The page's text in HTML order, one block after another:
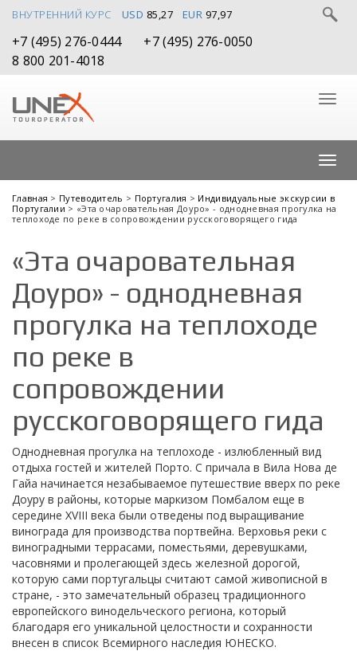
ВНУТРЕННИЙ КУРС USD 85,27 EUR 97,97
+7 (495) 276-0444
+7 (495) 276-0050
8 800 201-4018
Главная > Путеводитель > Португалия > Индивидуальные экскурсии в
Португалии > «Эта очаровательная Доуро» - однодневная прогулка на
теплоходе по реке в сопровождении русскоговорящего гида
«Эта очаровательная
Доуро» - однодневная
прогулка на теплоходе
по реке в
сопровождении
русскоговорящего гида
Однодневная прогулка на теплоходе - излюбленный вид
отдыха гостей и жителей Порто. С причала в Вила Нова де
Гайа начинается незабываемое путешествие вверх по реке
Доуру в районы, которые маркизом Помбалом еще в
середине XVIII века были отведены под выращивание
винограда для производства портвейна. Верховья реки с
виноградными террасами, поместьями, деревушками,
часовнями и пролегающей здесь железной дорогой,
которую сами португальцы считают самой живописной в
стране, - это замечательный образец традиционного
европейского винодельческого региона, который
благодаря его уникальной целостности и сохранности
внесен в список Всемирного наследия ЮНЕСКО.